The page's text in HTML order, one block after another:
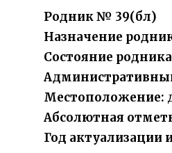
Родник № 39(бл)
Назначение
Состояние
Местоположение:
Абсолютная
Год